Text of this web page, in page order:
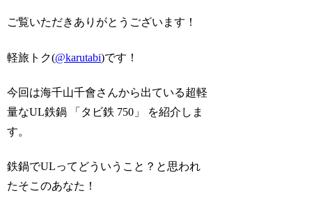
ご覧いただきありがとうございます！
軽旅トク(@karutabi)です！
今回は海千山千會さんから出ている超軽
量なUL鉄鍋 「タビ鉄 750」 を紹介しま
す。
鉄鍋でULってどういうこと？と思われ
たそこのあなた！